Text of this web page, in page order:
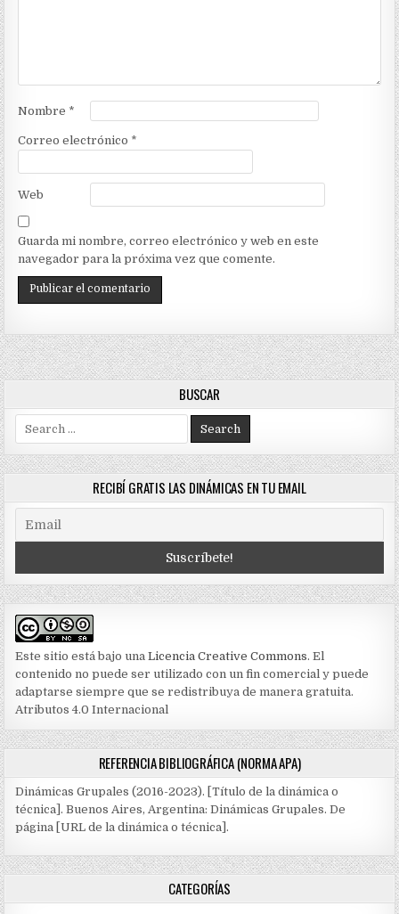
Nombre *
Correo electrónico *
Web
Guarda mi nombre, correo electrónico y web en este
navegador para la próxima vez que comente.
BUSCAR
for:
RECIBÍ GRATIS LAS DINÁMICAS EN TU EMAIL
Este sitio está bajo unaLicencia Creative Commons. El
contenido no puede ser utilizado con un fin comercial y puede
adaptarse siempre que se redistribuya de manera gratuita.
Atributos 4.0 Internacional
REFERENCIA BIBLIOGRÁFICA (NORMA APA)
Dinámicas Grupales (2016-2023). [Título de la dinámica o
técnica]. Buenos Aires, Argentina: Dinámicas Grupales. De
página [URL de la dinámica o técnica].
CATEGORÍAS